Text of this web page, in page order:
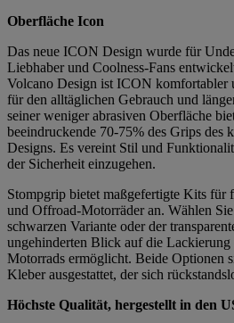
Oberfläche Icon
Das neue ICON Design wurde für
Liebhaber und Coolness-Fans
Volcano Design ist ICON komfortabler
für den alltäglichen Gebrauch und
seiner weniger abrasiven Oberfläche
beeindruckende 70-75% des Grips des
Designs. Es vereint Stil und
der Sicherheit einzugehen.
Stompgrip bietet maßgefertigte Kits für
und Offroad-Motorräder an. Wählen
schwarzen Variante oder der
ungehinderten Blick auf die
Motorrads ermöglicht. Beide Optionen
Kleber ausgestattet, der sich
Höchste Qualität, hergestellt in den